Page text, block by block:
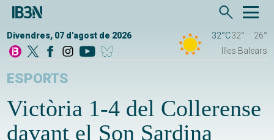
Divendres, 07 d'agost de 2026 32°C32°
26°
Illes Balears
ESPORTS
Victòria 1-4 del Collerense
davant el Son Sardina